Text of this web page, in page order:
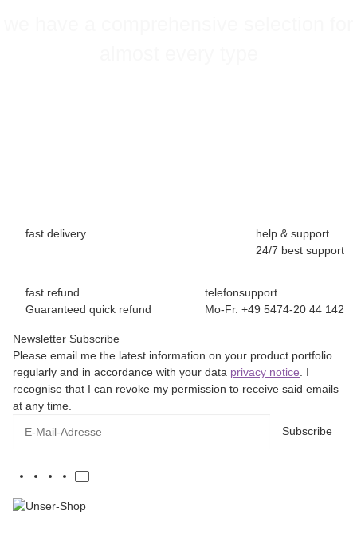
fast delivery
help & support
24/7 best support
fast refund
Guaranteed quick refund
telefonsupport
Mo-Fr. +49 5474-20 44 142
Newsletter Subscribe
Please email me the latest information on your product portfolio
regularly and in accordance with your data privacy notice . I
recognise that I can revoke my permission to receive said emails
at any time.
Subscribe